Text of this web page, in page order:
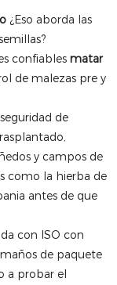
¿Eso aborda las
confiables matar
de malezas pre y
de
y campos de
como la hierba de
antes de que
con ISO con
de paquete
a probar el